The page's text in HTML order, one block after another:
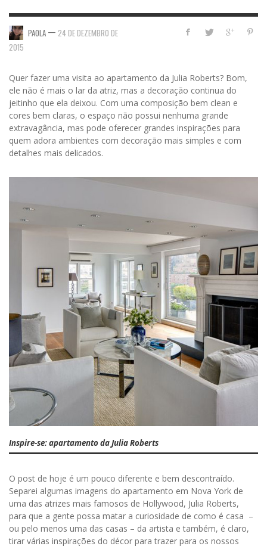
PAOLA — 24 DE DEZEMBRO DE
2015
Quer fazer uma visita ao apartamento da Julia Roberts? Bom,
ele não é mais o lar da atriz, mas a decoração continua do
jeitinho que ela deixou. Com uma composição bem clean e
cores bem claras, o espaço não possui nenhuma grande
extravagância, mas pode oferecer grandes inspirações para
quem adora ambientes com decoração mais simples e com
detalhes mais delicados.
Inspire-se: apartamento da Julia Roberts
O post de hoje é um pouco diferente e bem descontraído.
Separei algumas imagens do apartamento em Nova York de
uma das atrizes mais famosos de Hollywood, Julia Roberts,
para que a gente possa matar a curiosidade de como é casa –
ou pelo menos uma das casas – da artista e também, é claro,
tirar várias inspirações do décor para trazer para os nossos